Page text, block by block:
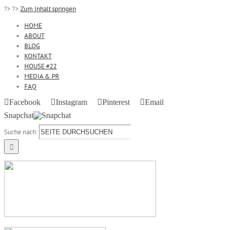
?> ?> Zum Inhalt springen
HOME
ABOUT
BLOG
KONTAKT
HOUSE #22
MEDIA & PR
FAQ
Facebook
Instagram Pinterest
Email
Snapchat
Suche nach: